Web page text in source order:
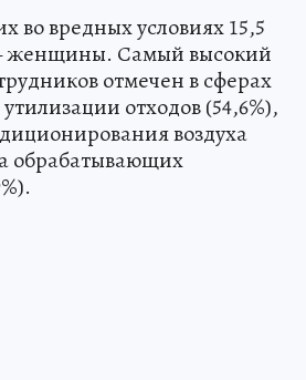
во вредных условиях 15,5
женщины. Самый высокий
отмечен в сферах
отходов (54,6%),
воздуха
обрабатывающих